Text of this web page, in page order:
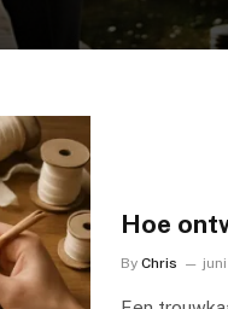
Hoe
By Chris